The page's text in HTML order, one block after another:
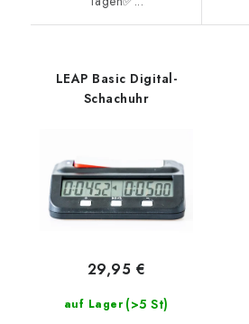
LEAP Basic Digital-
Schachuhr
auf Lager (>5 St)
29,95 €